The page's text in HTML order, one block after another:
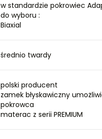
w standardzie pokrowiec
do wyboru :
Biaxial
średnio twardy
polski producent
zamek błyskawiczny
pokrowca
materac z serii PREMIUM